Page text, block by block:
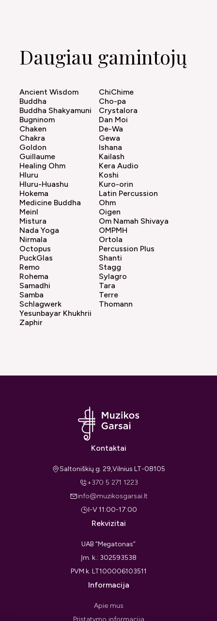
Daugiau gamintojų
Ancient Wisdom
Buddha
Buddha Shakyamuni
Bugninom
Chaken
Chakra
ChiChime
Cho-pa
Crystalora
Dan Moi
De-Wa
Gewa
Goldon
Guillaume
Healing Ohm
Hluru
Hluru-Huashu
Hokema
Ishana
Kailash
Kera Audio
Koshi
Kuro-orin
Latin Percussion
Medicine Buddha
Meinl
Mistura
Nada Yoga
Nirmala
Octopus
Ohm
Oigen
Om Namah Shivaya
OMPMH
Ortola
Percussion Plus
PuckGlas
Remo
Rohema
Samadhi
Samba
Schlagwerk
Shanti
Stagg
Sylagro
Tara
Terre
Thomann
Yesunbayar Khukhrii
Zaphir
Kontaktai
Saltoniškių g. 29,Vilnius LT-08105
+370 5 271 1223
info@muzikosgarsai.lt
I-V 11:00-17:00
Rekvizitai
UAB “Megatonas”
Įm. k.: 302593538
PVM k. LT100006103511
Informacija
Apie mus